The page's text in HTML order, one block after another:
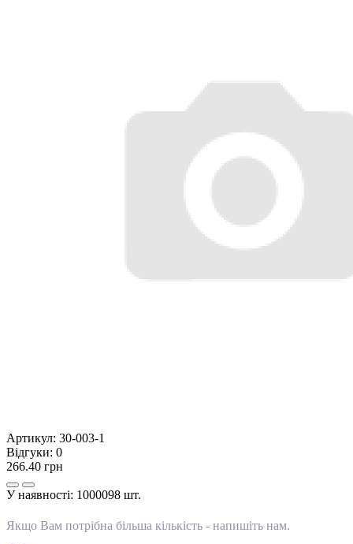
Артикул: 30-003-1
Відгуки: 0
266.40 грн
У наявності: 1000098 шт.
Якщо Вам потрібна більша кількість - напишіть нам.